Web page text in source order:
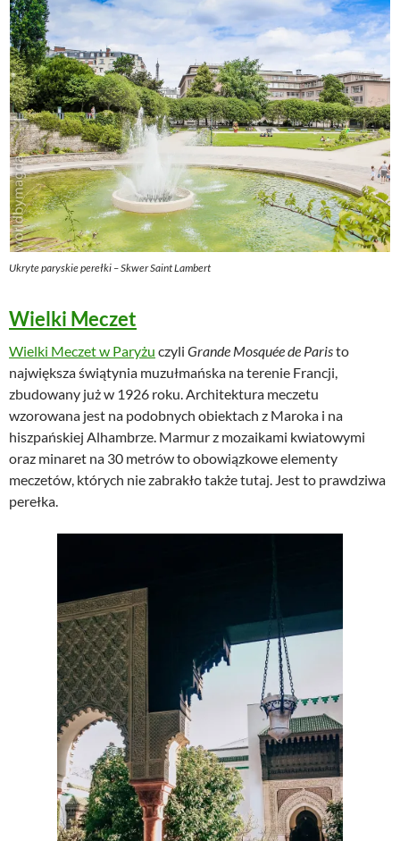
Ukryte paryskie perełki – Skwer Saint Lambert
Wielki Meczet
Wielki Meczet w Paryżu czyli Grande Mosquée de Paristo
największa świątynia muzułmańska na terenie Francji,
zbudowany już w 1926 roku. Architektura meczetu
wzorowana jest na podobnych obiektach z Maroka i na
hiszpańskiej Alhambrze. Marmur z mozaikami kwiatowymi
oraz minaret na 30 metrów to obowiązkowe elementy
meczetów, których nie zabrakło także tutaj. Jest to prawdziwa
perełka.